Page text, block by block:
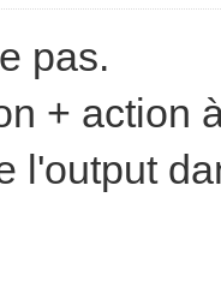
pas.
+ action
l'output